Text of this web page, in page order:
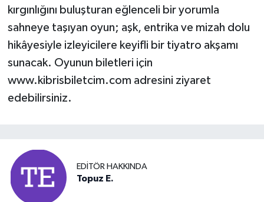
kırgınlığını buluşturan eğlenceli bir yorumla
sahneye taşıyan oyun; aşk, entrika ve mizah dolu
hikâyesiyle izleyicilere keyifli bir tiyatro akşamı
sunacak. Oyunun biletleri için
www.kibrisbiletcim.com adresini ziyaret
edebilirsiniz.
EDITÖR HAKKINDA
Topuz E.